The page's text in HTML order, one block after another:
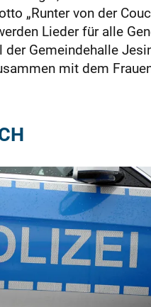
„Runter von der
Lieder für alle
Gemeindehalle
mit dem